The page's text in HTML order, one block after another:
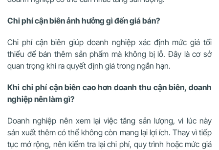
Chi phí cận biên ảnh hưởng gì đến giá bán?
Chi phí cận biên giúp doanh nghiệp xác định mức giá tối
thiểu để bán thêm sản phẩm mà không bị lỗ. Đây là cơ sở
quan trọng khi ra quyết định giá trong ngắn hạn.
Khi chi phí cận biên cao hơn doanh thu cận biên, doanh
nghiệp nên làm gì?
Doanh nghiệp nên xem lại việc tăng sản lượng, vì lúc này
sản xuất thêm có thể không còn mang lại lợi ích. Thay vì tiếp
tục mở rộng, nên kiểm tra lại chi phí, quy trình hoặc mức giá